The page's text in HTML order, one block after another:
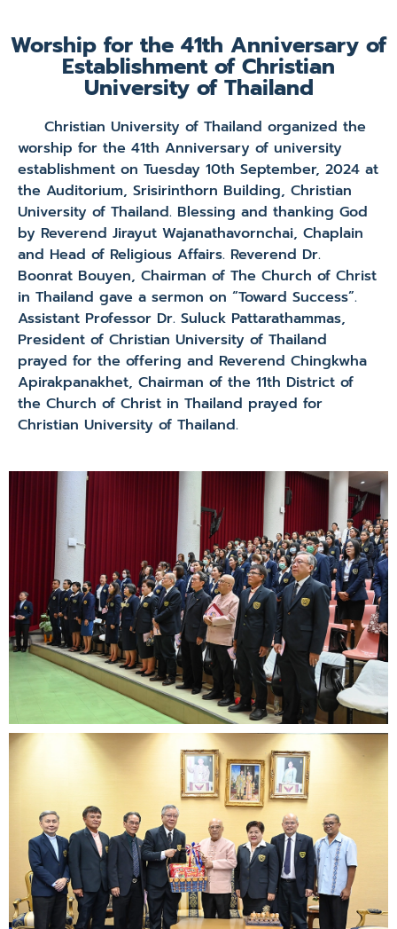
Worship for the 41th Anniversary of
Establishment of Christian
University of Thailand
Christian University of Thailand organized the
worship for the 41th Anniversary of university
establishment on Tuesday 10th September, 2024 at
the Auditorium, Srisirinthorn Building, Christian
University of Thailand. Blessing and thanking God
by Reverend Jirayut Wajanathavornchai, Chaplain
and Head of Religious Affairs. Reverend Dr.
Boonrat Bouyen, Chairman of The Church of Christ
in Thailand gave a sermon on “Toward Success”.
Assistant Professor Dr. Suluck Pattarathammas,
President of Christian University of Thailand
prayed for the offering and Reverend Chingkwha
Apirakpanakhet, Chairman of the 11th District of
the Church of Christ in Thailand prayed for
Christian University of Thailand.